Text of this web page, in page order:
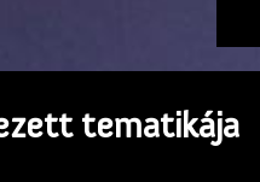
tematikája